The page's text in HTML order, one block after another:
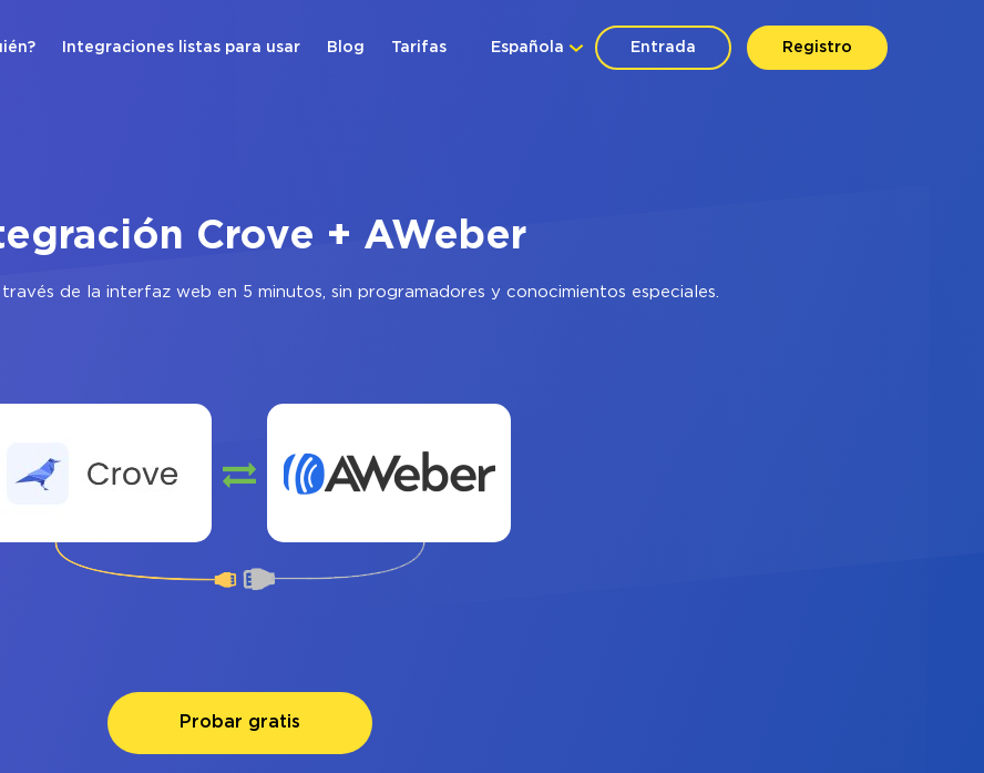
Entrada Registro
Española
Integraciones listas para usar Blog Tarifas
Crove + AWeber
de la interfaz web en 5 minutos, sin programadores y conocimientos especiales.
Probar gratis